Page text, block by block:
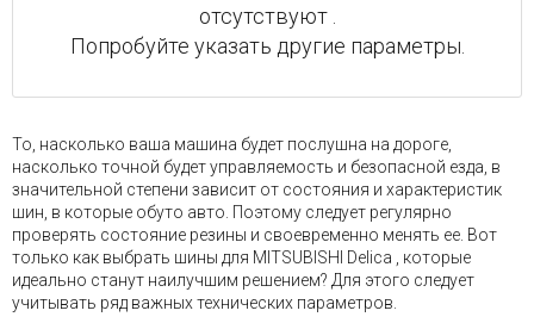
отсутствуют .
Попробуйте указать другие параметры.
То, насколько ваша машина будет послушна на дороге,
насколько точной будет управляемость и безопасной езда, в
значительной степени зависит от состояния и характеристик
шин, в которые обуто авто. Поэтому следует регулярно
проверять состояние резины и своевременно менять ее. Вот
только как выбрать шины для MITSUBISHI Delica , которые
идеально станут наилучшим решением? Для этого следует
учитывать ряд важных технических параметров.